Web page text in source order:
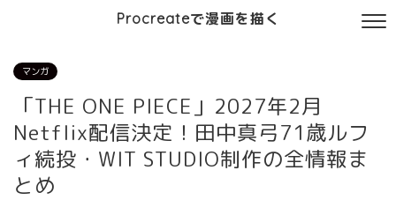
Procreateで漫画を描く
マンガ
「THE ONE PIECE」2027年2月
Netflix配信決定！田中真弓71歳ルフ
ィ続投・WIT STUDIO制作の全情報ま
とめ